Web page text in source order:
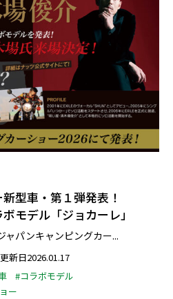
新型車・第１弾発表！
モデル「ジョカーレ」
ャパンキャンピングカー...
更新日2026.01.17
#コラボモデル
ー